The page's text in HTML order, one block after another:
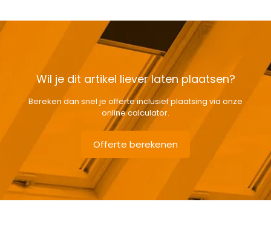
Wil je dit artikel liever laten plaatsen?
Bereken dan snel je offerte inclusief plaatsing via onze
online calculator.
Offerte berekenen